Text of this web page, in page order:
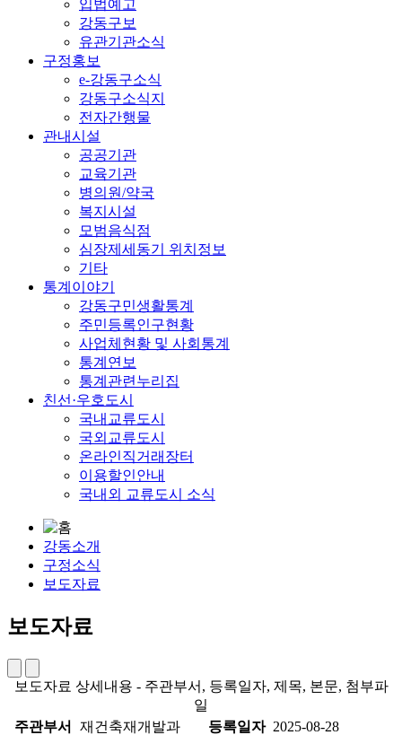
입법예고
강동구보
유관기관소식
구정홍보
e-강동구소식
강동구소식지
전자간행물
관내시설
공공기관
교육기관
병의원/약국
복지시설
모범음식점
심장제세동기 위치정보
기타
통계이야기
강동구민생활통계
주민등록인구현황
사업체현황 및 사회통계
통계연보
통계관련누리집
친선·우호도시
국내교류도시
국외교류도시
온라인직거래장터
이용할인안내
국내외 교류도시 소식
강동소개
구정소식
보도자료
보도자료
보도자료 상세내용 - 주관부서, 등록일자, 제목, 본문, 첨부파
일
주관부서
재건축재개발과 등록일자 2025-08-28